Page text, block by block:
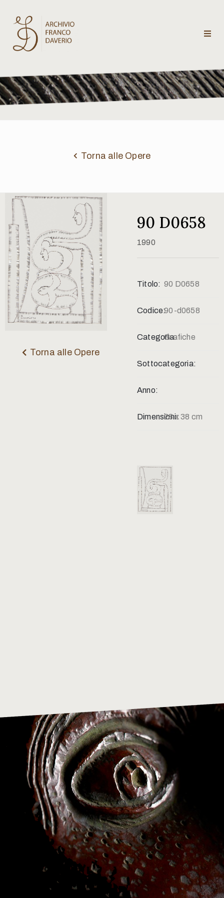
Archivio
Franco
Daverio
critici
Contatti
Torna alle Opere
Torna alle Opere
90 D0658
1990
Titolo: 90 D0658
Codice:90-d0658
Categoria:Grafiche
Sottocategoria:
Anno:
Dimensioni:28 x 38 cm